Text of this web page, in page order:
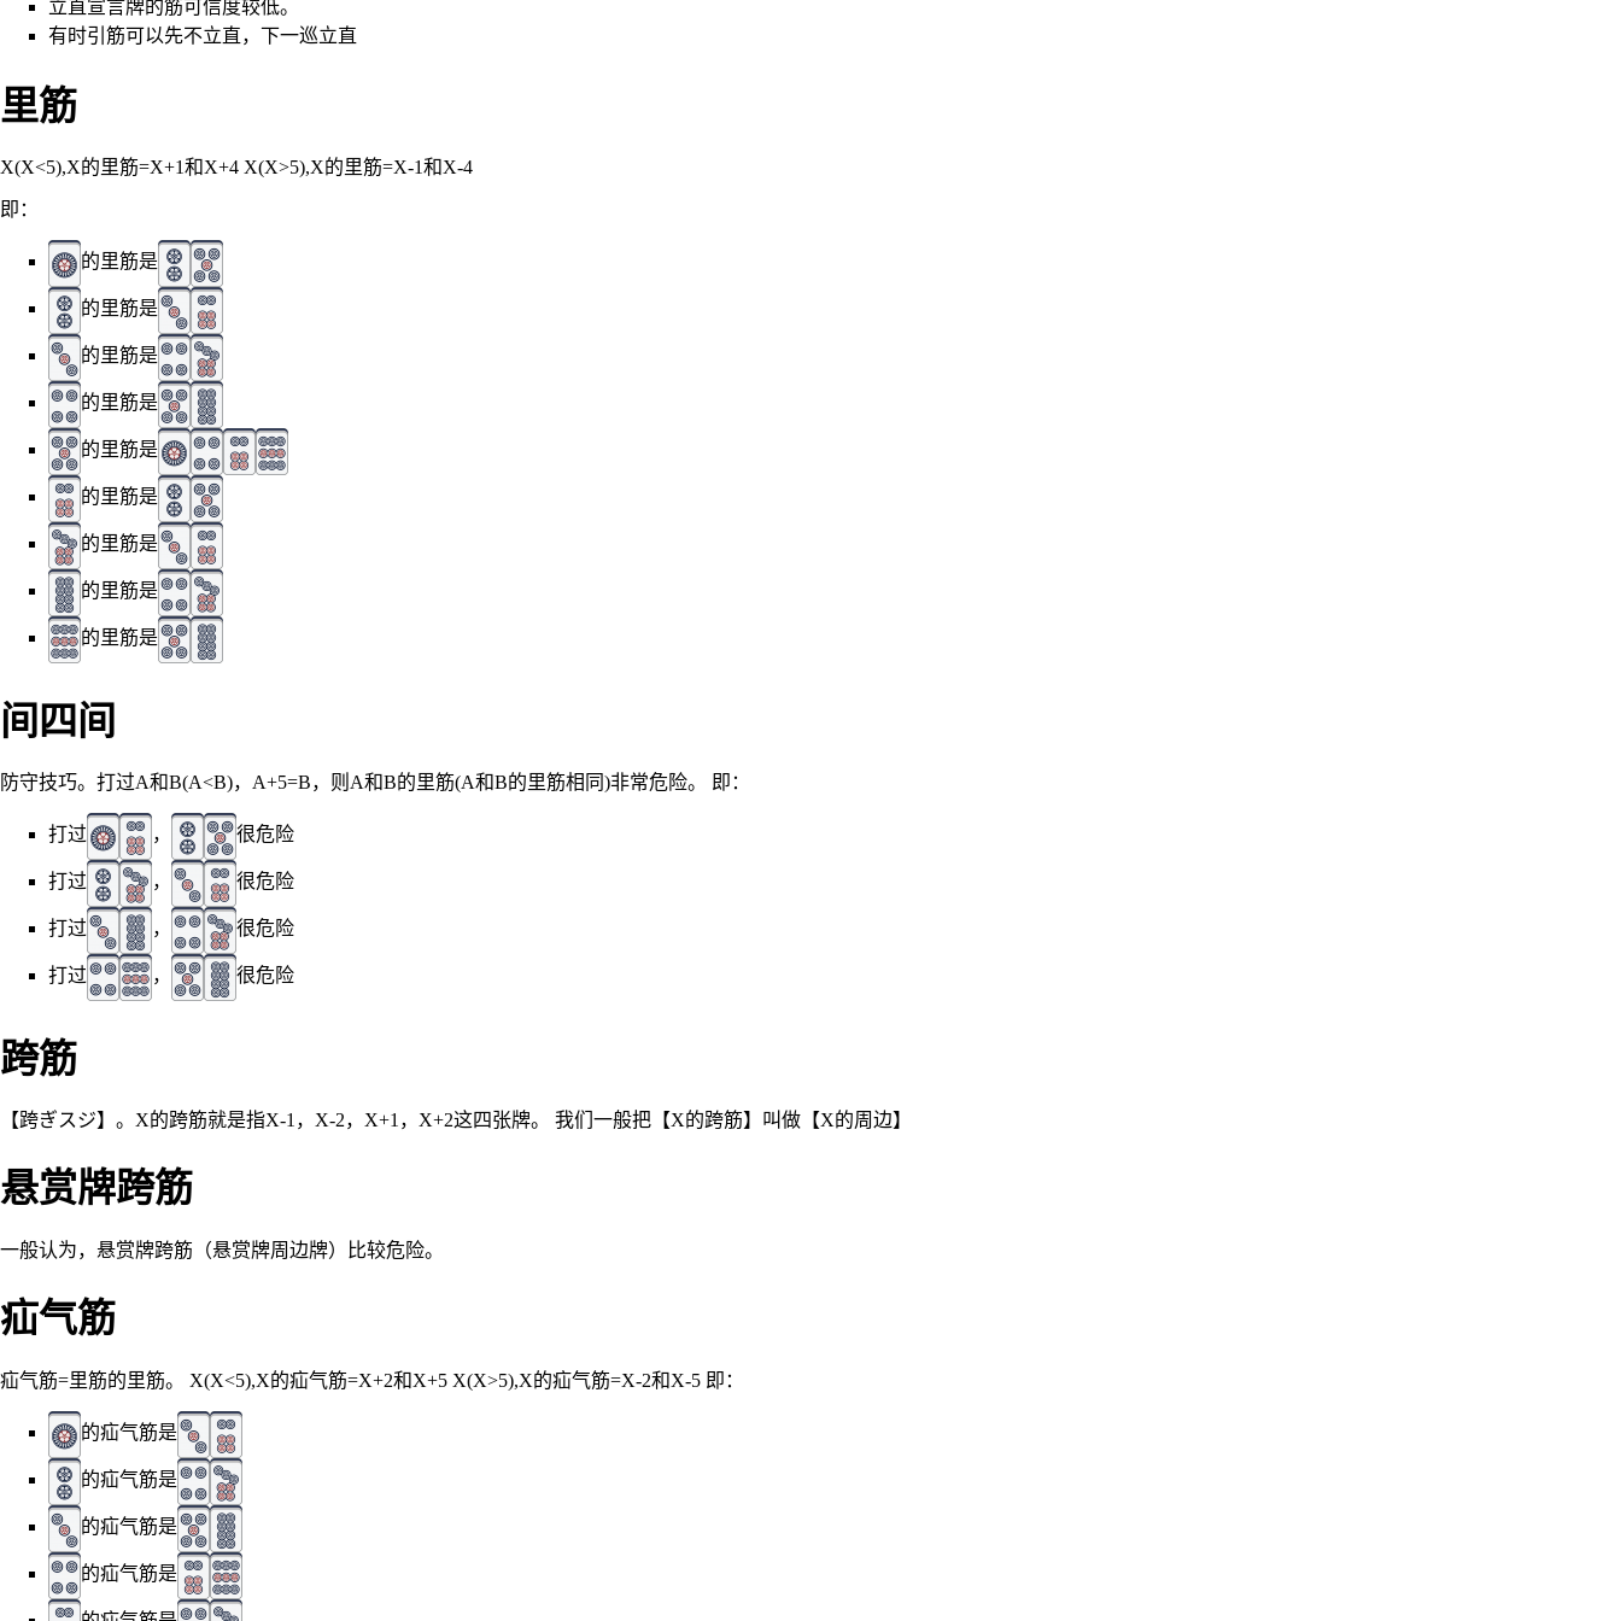
立直宣言牌的筋可信度较低。
有时引筋可以先不立直，下一巡立直
里筋
X(X<5),X的里筋=X+1和X+4 X(X>5),X的里筋=X-1和X-4
即：
的里筋是
的里筋是
的里筋是
的里筋是
的里筋是
的里筋是
的里筋是
的里筋是
的里筋是
间四间
防守技巧。打过A和B(A<B)，A+5=B，则A和B的里筋(A和B的里筋相同)非常危险。 即：
打过 ， 很危险
打过 ， 很危险
打过 ， 很危险
打过 ， 很危险
跨筋
【跨ぎスジ】。X的跨筋就是指X-1，X-2，X+1，X+2这四张牌。 我们一般把【X的跨筋】叫做【X的周边】
悬赏牌跨筋
一般认为，悬赏牌跨筋（悬赏牌周边牌）比较危险。
疝气筋
疝气筋=里筋的里筋。 X(X<5),X的疝气筋=X+2和X+5 X(X>5),X的疝气筋=X-2和X-5 即：
的疝气筋是
的疝气筋是
的疝气筋是
的疝气筋是